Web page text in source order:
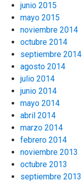
junio 2015
mayo 2015
noviembre 2014
octubre 2014
septiembre 2014
agosto 2014
julio 2014
junio 2014
mayo 2014
abril 2014
marzo 2014
febrero 2014
noviembre 2013
octubre 2013
septiembre 2013